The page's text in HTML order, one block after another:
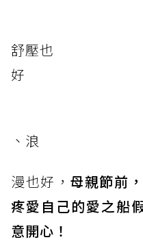
舒壓也
好
、浪
漫也好， 母親節前
疼愛自己的愛之船
意開心！